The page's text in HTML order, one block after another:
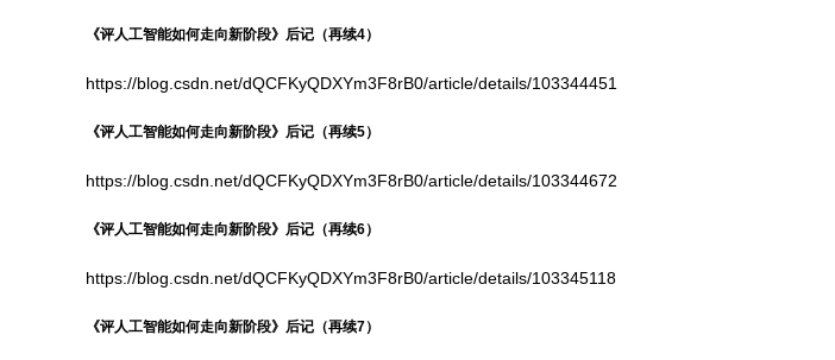
《评人工智能如何走向新阶段》后记（再续4）
https://blog.csdn.net/dQCFKyQDXYm3F8rB0/article/details/103344451
《评人工智能如何走向新阶段》后记（再续5）
https://blog.csdn.net/dQCFKyQDXYm3F8rB0/article/details/103344672
《评人工智能如何走向新阶段》后记（再续6）
https://blog.csdn.net/dQCFKyQDXYm3F8rB0/article/details/103345118
《评人工智能如何走向新阶段》后记（再续7）